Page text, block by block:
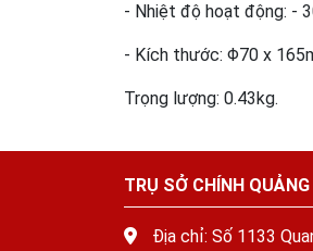
- Nhiệt độ hoạt động: -
- Kích thước: Φ70 x
Trọng lượng: 0.43kg.
TRỤ SỞ CHÍNH QUẢNG
Địa chỉ: Số 1133